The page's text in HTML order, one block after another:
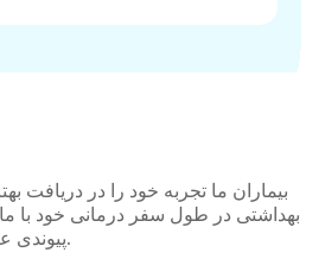
بیماران ما تجربه خود را در دریافت
بهداشتی در طول سفر درمانی خود با
پیوندی عالی برای آینده ایجاد کنند.